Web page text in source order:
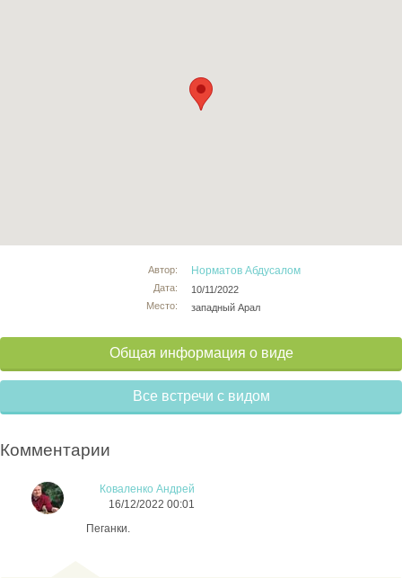
Автор:
Дата:
Место:
Норматов Абдусалом
10/11/2022
западный Арал
Общая информация о виде
Все встречи с видом
Комментарии
Коваленко Андрей
16/12/2022 00:01
Пеганки.